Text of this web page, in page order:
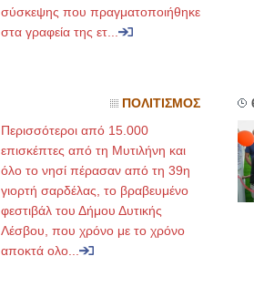
σύσκεψης που πραγματοποιήθηκε
στα γραφεία της ετ...
ΠΟΛΙΤΙΣΜΟΣ
Περισσότεροι από 15.000
επισκέπτες από τη Μυτιλήνη και
όλο το νησί πέρασαν από τη 39η
γιορτή σαρδέλας, το βραβευμένο
φεστιβάλ του Δήμου Δυτικής
Λέσβου, που χρόνο με το χρόνο
αποκτά ολο...